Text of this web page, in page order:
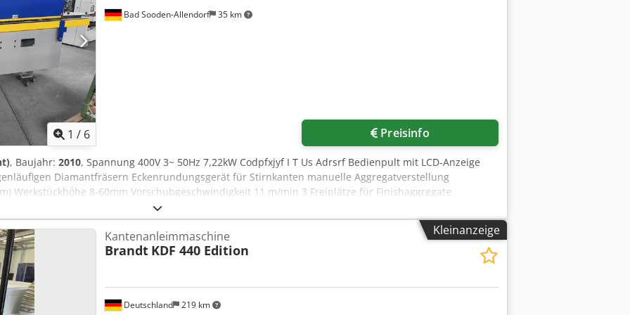
1 x Ø 160 mm (Schleifaggregat, Walze) 1 x Ø 160 mm (Schleifaggregat,Schuh) Maße: - Länge:
- Standort: nicht am Lager - Verfügbar ab Juli /2026
1 / 6
Bad Sooden-Allendorf 35 km
Preisinfo
, Baujahr: 2010, Spannung 400V 3~ 50Hz 7,22kW Codpfxjyf I T Us Adrsrf Bedienpult mit LCD-Anzeige
Diamantfräsern Eckenrundungsgerät für Stirnkanten manuelle Aggregatverstellung
Werkstückhöhe 8-60mm Vorschubgeschwindigkeit 11 m/min 3 Freiplätze für Finishaggregate
Kleinanzeige
Deutschland 219 km
Kantenanleimmaschine
Brandt KDF 440 Edition